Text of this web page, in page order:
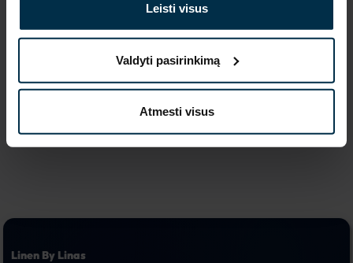
Leisti visus
Valdyti pasirinkimą
Atmesti visus
gamintojo
Nedidelės
kampanijos
Linen By Linas